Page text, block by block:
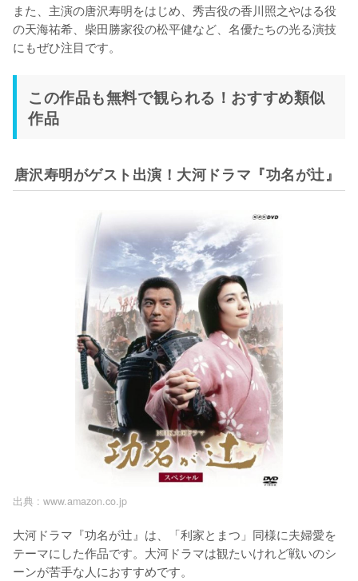
また、主演の唐沢寿明をはじめ、秀吉役の香川照之やはる役
の天海祐希、柴田勝家役の松平健など、名優たちの光る演技
にもぜひ注目です。
この作品も無料で観られる！おすすめ類似
作品
唐沢寿明がゲスト出演！大河ドラマ『功名が辻』
出典 : www.amazon.co.jp
大河ドラマ『功名が辻』は、「利家とまつ」同様に夫婦愛を
テーマにした作品です。大河ドラマは観たいけれど戦いのシ
ーンが苦手な人におすすめです。